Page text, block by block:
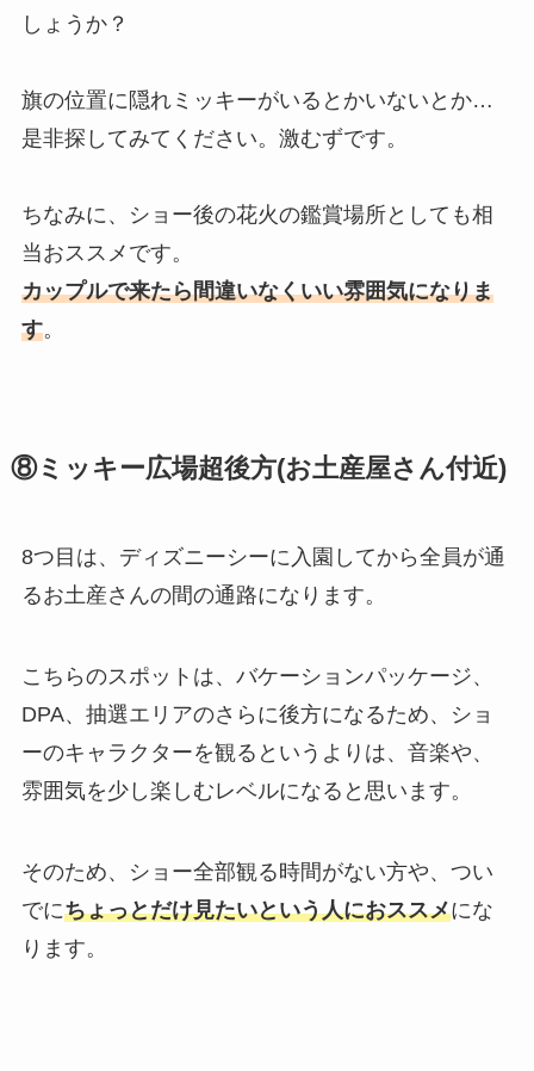
しょうか？
旗の位置に隠れミッキーがいるとかいないとか…
是非探してみてください。激むずです。
ちなみに、ショー後の花火の鑑賞場所としても相
当おススメです。
カップルで来たら間違いなくいい雰囲気になりま
す。
⑧ミッキー広場超後方(お土産屋さん付近)
8つ目は、ディズニーシーに入園してから全員が通
るお土産さんの間の通路になります。
こちらのスポットは、バケーションパッケージ、
DPA、抽選エリアのさらに後方になるため、ショ
ーのキャラクターを観るというよりは、音楽や、
雰囲気を少し楽しむレベルになると思います。
そのため、ショー全部観る時間がない方や、つい
でにちょっとだけ見たいという人におススメにな
ります。